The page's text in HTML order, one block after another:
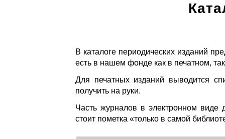
В каталоге периодических изданий
есть в нашем фонде как в печатном,
Для печатных изданий выводится
получить на руки.
Часть журналов в электронном виде
стоит пометка «только в самой